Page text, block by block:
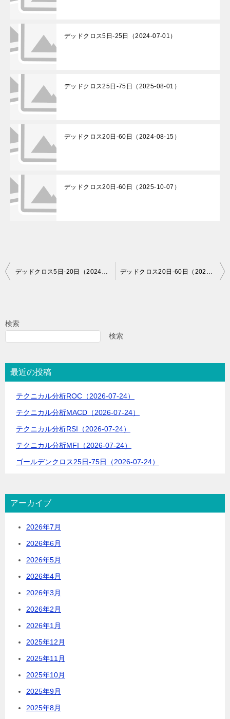
デッドクロス5日-25日（2024-07-01）
デッドクロス25日-75日（2025-08-01）
デッドクロス20日-60日（2024-08-15）
デッドクロス20日-60日（2025-10-07）
投
ビ
シ
ョ
デッドクロス5日-20日（2024-10-01） デッドクロス20日-60日（2024-10-01）
検索
検索
最近の投稿
テクニカル分析ROC（2026-07-24）
テクニカル分析MACD（2026-07-24）
テクニカル分析RSI（2026-07-24）
テクニカル分析MFI（2026-07-24）
ゴールデンクロス25日-75日（2026-07-24）
アーカイブ
2026年7月
2026年6月
2026年5月
2026年4月
2026年3月
2026年2月
2026年1月
2025年12月
2025年11月
2025年10月
2025年9月
2025年8月